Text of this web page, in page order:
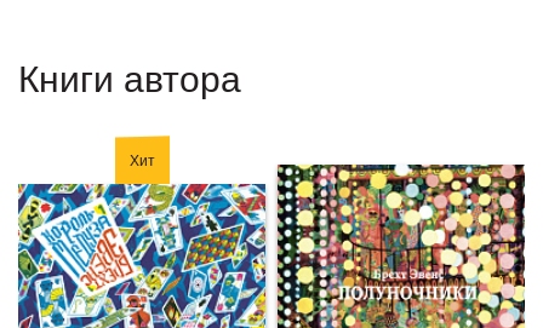
Книги автора
Хит